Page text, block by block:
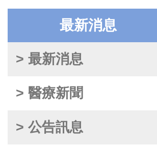
最新消息
> 最新消息
> 醫療新聞
> 公告訊息